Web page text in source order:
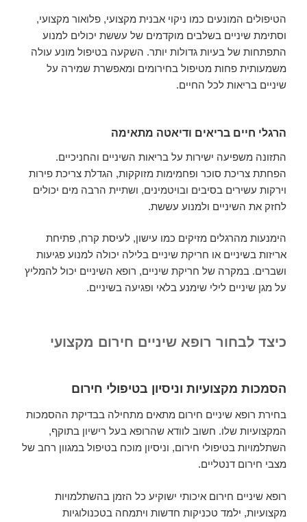
הטיפולים המונעים כמו ניקוי אבנית מקצועי, פלואור מקצועי,
וסתימת שיניים בשלבים מוקדמים של עששת יכולים למנוע
התפתחות של בעיות גדולות יותר. השקעה בטיפול מונע עולה
משמעותית פחות מטיפול בחירומים ומאפשרת שמירה על
שיניים בריאות לכל החיים.
הרגלי חיים בריאים ודיאטה מתאימה
התזונה משפיעה ישירות על בריאות השיניים והחניכיים.
הפחתת צריכת סוכר ופחמימות מזוקקות, הגדלת צריכת פירות
וירקות עשירים בסיבים ובויטמינים, ושתיית הרבה מים יכולים
לחזק את השיניים ולמנוע עששת.
הימנעות מהרגלים מזיקים כמו עישון, לעיסת קרח, פתיחת
אריזות בשיניים או חריקת שיניים בלילה יכולה למנוע פגיעות
ושברים. במקרה של חריקת שיניים, רופא השיניים יכול להמליץ
על מגן שיניים לילי שימנע בלאי ופגיעה בשיניים.
כיצד לבחור רופא שיניים חירום מקצועי
הסמכות מקצועיות וניסיון בטיפולי חירום
בחירת רופא שיניים חירום מתאים מתחילה בבדיקת ההסמכות
המקצועיות שלו. חשוב לוודא שהרופא בעל רישיון בתוקף,
השתלמויות בטיפולי חירום, וניסיון מוכח בטיפול במגוון רחב של
מצבי חירום דנטליים.
רופא שיניים חירום איכותי ישוקיע כל הזמן בהשתלמויות
מקצועיות, ילמד טכניקות חדשות ויתמחה בטכנולוגיות